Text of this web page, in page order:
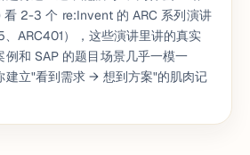
看 2-3 个 re:Invent 的 ARC 系列演讲
、ARC401），这些演讲里讲的真实
例和 SAP 的题目场景几乎一模一
建立"看到需求 → 想到方案"的肌肉记